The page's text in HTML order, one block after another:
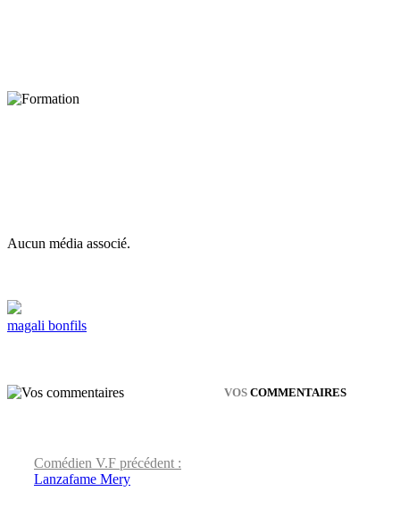
Aucun média associé.
magali bonfils
VOS COMMENTAIRES
Comédien V.F précédent :
Lanzafame Mery